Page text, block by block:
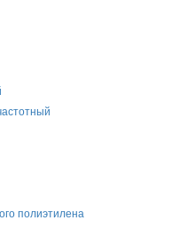
полиэтилена